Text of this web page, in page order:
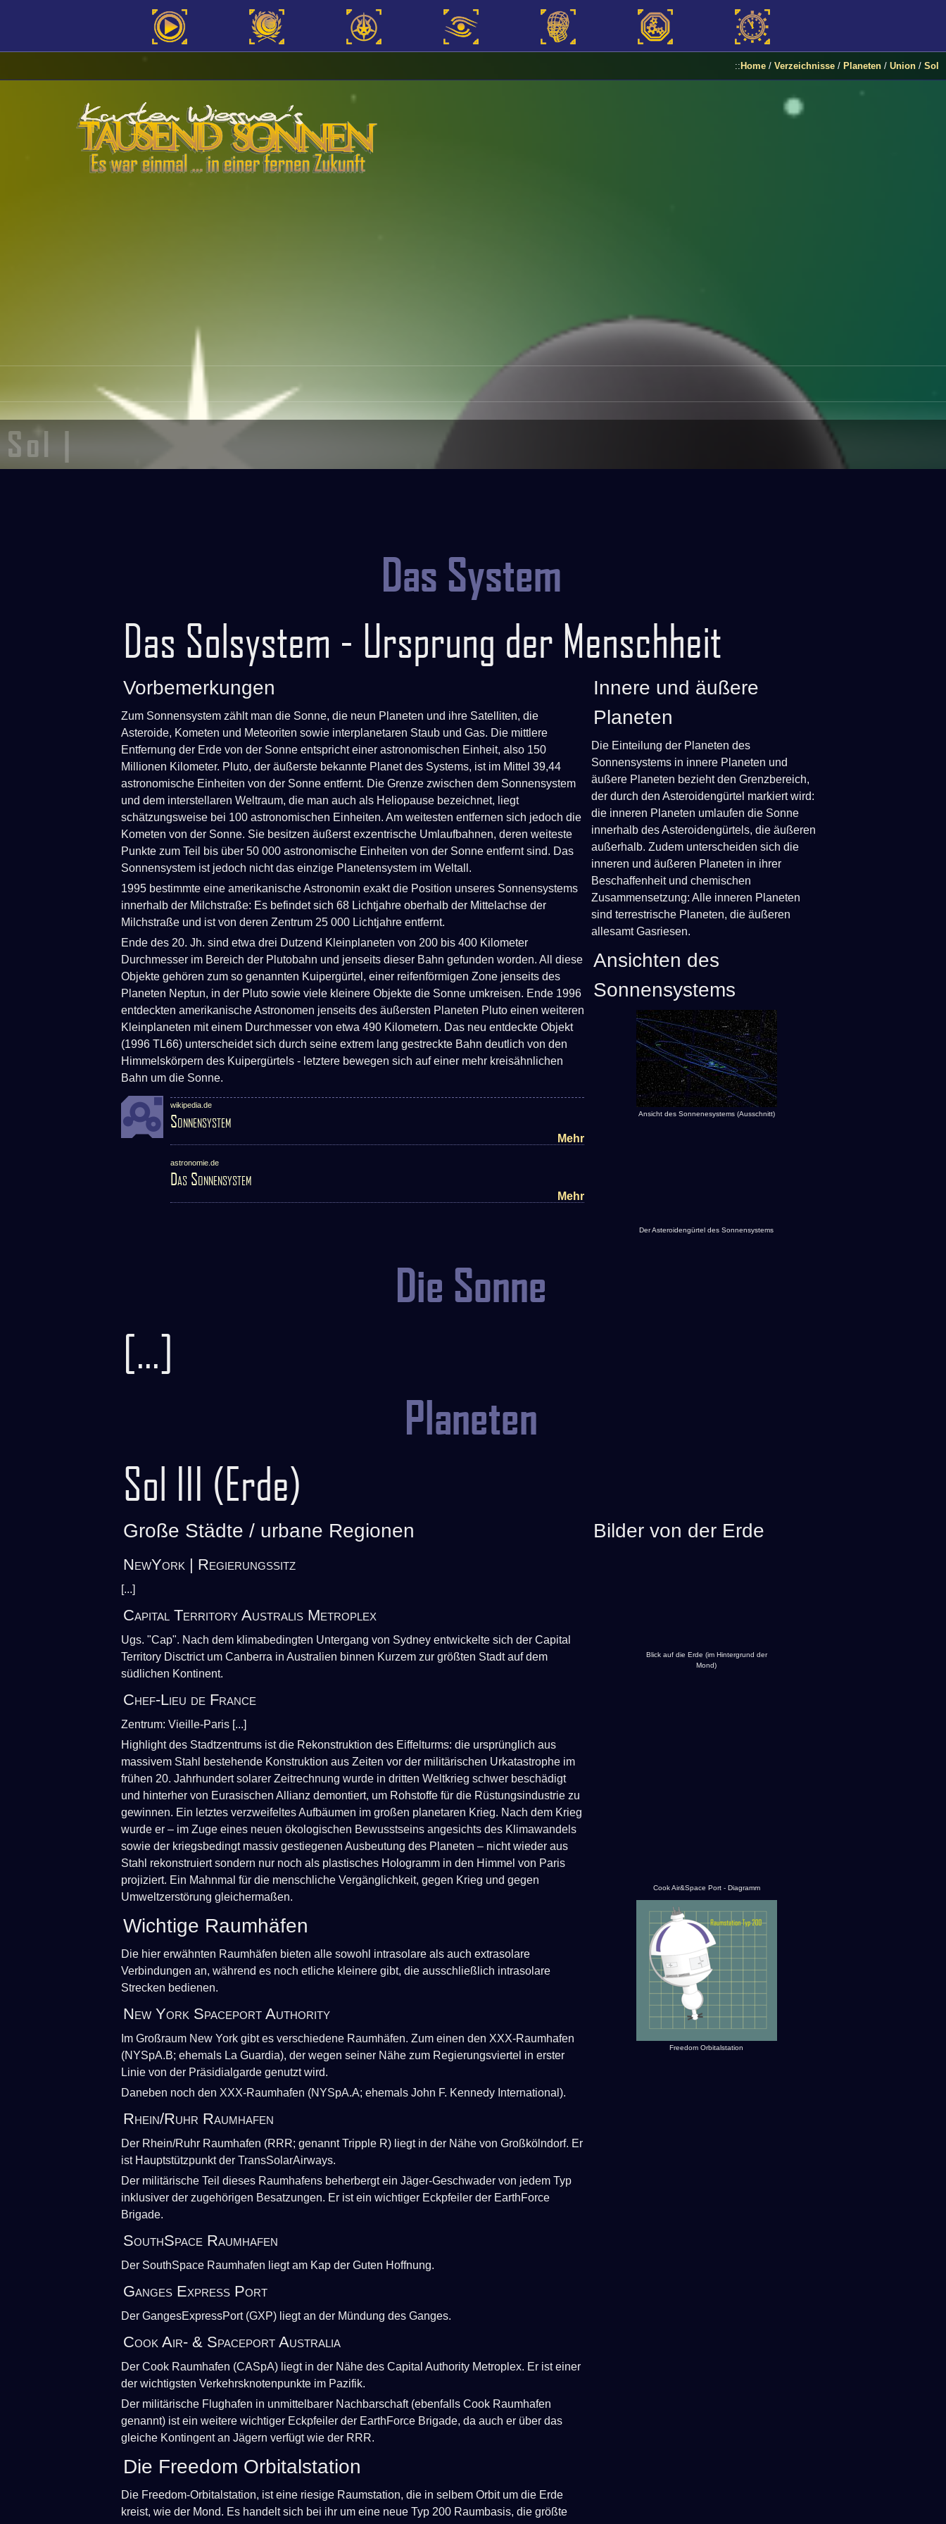
:: Home / Verzeichnisse / Planeten / Union / Sol
Sol |
Das System
Das Solsystem - Ursprung der Menschheit
Vorbemerkungen
Zum Sonnensystem zählt man die Sonne, die neun Planeten und ihre Satelliten, die
Asteroide, Kometen und Meteoriten sowie interplanetaren Staub und Gas. Die mittlere
Entfernung der Erde von der Sonne entspricht einer astronomischen Einheit, also 150
Millionen Kilometer. Pluto, der äußerste bekannte Planet des Systems, ist im Mittel 39,44
astronomische Einheiten von der Sonne entfernt. Die Grenze zwischen dem Sonnensystem
und dem interstellaren Weltraum, die man auch als Heliopause bezeichnet, liegt
schätzungsweise bei 100 astronomischen Einheiten. Am weitesten entfernen sich jedoch die
Kometen von der Sonne. Sie besitzen äußerst exzentrische Umlaufbahnen, deren weiteste
Punkte zum Teil bis über 50 000 astronomische Einheiten von der Sonne entfernt sind. Das
Sonnensystem ist jedoch nicht das einzige Planetensystem im Weltall.
1995 bestimmte eine amerikanische Astronomin exakt die Position unseres Sonnensystems
innerhalb der Milchstraße: Es befindet sich 68 Lichtjahre oberhalb der Mittelachse der
Milchstraße und ist von deren Zentrum 25 000 Lichtjahre entfernt.
Ende des 20. Jh. sind etwa drei Dutzend Kleinplaneten von 200 bis 400 Kilometer
Durchmesser im Bereich der Plutobahn und jenseits dieser Bahn gefunden worden. All diese
Objekte gehören zum so genannten Kuipergürtel, einer reifenförmigen Zone jenseits des
Planeten Neptun, in der Pluto sowie viele kleinere Objekte die Sonne umkreisen. Ende 1996
entdeckten amerikanische Astronomen jenseits des äußersten Planeten Pluto einen weiteren
Kleinplaneten mit einem Durchmesser von etwa 490 Kilometern. Das neu entdeckte Objekt
(1996 TL66) unterscheidet sich durch seine extrem lang gestreckte Bahn deutlich von den
Himmelskörpern des Kuipergürtels - letztere bewegen sich auf einer mehr kreisähnlichen
Bahn um die Sonne.
wikipedia.de
Sonnensystem
Mehr
astronomie.de
Das Sonnensystem
Mehr
Innere und äußere
Planeten
Die Einteilung der Planeten des
Sonnensystems in innere Planeten und
äußere Planeten bezieht den Grenzbereich,
der durch den Asteroidengürtel markiert wird:
die inneren Planeten umlaufen die Sonne
innerhalb des Asteroidengürtels, die äußeren
außerhalb. Zudem unterscheiden sich die
inneren und äußeren Planeten in ihrer
Beschaffenheit und chemischen
Zusammensetzung: Alle inneren Planeten
sind terrestrische Planeten, die äußeren
allesamt Gasriesen.
Ansichten des
Sonnensystems
Ansicht des Sonnenesystems (Ausschnitt)
Der Asteroidengürtel des Sonnensystems
Die Sonne
[...]
Planeten
Sol III (Erde)
Große Städte / urbane Regionen
NewYork | Regierungssitz
[...]
Capital Territory Australis Metroplex
Ugs. "Cap". Nach dem klimabedingten Untergang von Sydney entwickelte sich der Capital
Territory Disctrict um Canberra in Australien binnen Kurzem zur größten Stadt auf dem
südlichen Kontinent.
Chef-Lieu de France
Zentrum: Vieille-Paris [...]
Highlight des Stadtzentrums ist die Rekonstruktion des Eiffelturms: die ursprünglich aus
massivem Stahl bestehende Konstruktion aus Zeiten vor der militärischen Urkatastrophe im
frühen 20. Jahrhundert solarer Zeitrechnung wurde in dritten Weltkrieg schwer beschädigt
und hinterher von Eurasischen Allianz demontiert, um Rohstoffe für die Rüstungsindustrie zu
gewinnen. Ein letztes verzweifeltes Aufbäumen im großen planetaren Krieg. Nach dem Krieg
wurde er – im Zuge eines neuen ökologischen Bewusstseins angesichts des Klimawandels
sowie der kriegsbedingt massiv gestiegenen Ausbeutung des Planeten – nicht wieder aus
Stahl rekonstruiert sondern nur noch als plastisches Hologramm in den Himmel von Paris
projiziert. Ein Mahnmal für die menschliche Vergänglichkeit, gegen Krieg und gegen
Umweltzerstörung gleichermaßen.
Wichtige Raumhäfen
Die hier erwähnten Raumhäfen bieten alle sowohl intrasolare als auch extrasolare
Verbindungen an, während es noch etliche kleinere gibt, die ausschließlich intrasolare
Strecken bedienen.
New York Spaceport Authority
Im Großraum New York gibt es verschiedene Raumhäfen. Zum einen den XXX-Raumhafen
(NYSpA.B; ehemals La Guardia), der wegen seiner Nähe zum Regierungsviertel in erster
Linie von der Präsidialgarde genutzt wird.
Daneben noch den XXX-Raumhafen (NYSpA.A; ehemals John F. Kennedy International).
Rhein/Ruhr Raumhafen
Der Rhein/Ruhr Raumhafen (RRR; genannt Tripple R) liegt in der Nähe von Großkölndorf. Er
ist Hauptstützpunkt der TransSolarAirways.
Der militärische Teil dieses Raumhafens beherbergt ein Jäger-Geschwader von jedem Typ
inklusiver der zugehörigen Besatzungen. Er ist ein wichtiger Eckpfeiler der EarthForce
Brigade.
SouthSpace Raumhafen
Der SouthSpace Raumhafen liegt am Kap der Guten Hoffnung.
Ganges Express Port
Der GangesExpressPort (GXP) liegt an der Mündung des Ganges.
Cook Air- & Spaceport Australia
Der Cook Raumhafen (CASpA) liegt in der Nähe des Capital Authority Metroplex. Er ist einer
der wichtigsten Verkehrsknotenpunkte im Pazifik.
Der militärische Flughafen in unmittelbarer Nachbarschaft (ebenfalls Cook Raumhafen
genannt) ist ein weitere wichtiger Eckpfeiler der EarthForce Brigade, da auch er über das
gleiche Kontingent an Jägern verfügt wie der RRR.
Die Freedom Orbitalstation
Die Freedom-Orbitalstation, ist eine riesige Raumstation, die in selbem Orbit um die Erde
kreist, wie der Mond. Es handelt sich bei ihr um eine neue Typ 200 Raumbasis, die größte
Bilder von der Erde
Blick auf die Erde (im Hintergrund der
Mond)
Cook Air&Space Port - Diagramm
Freedom Orbitalstation